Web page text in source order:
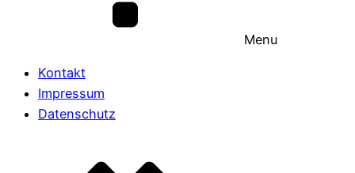
Menu
Kontakt
Impressum
Datenschutz